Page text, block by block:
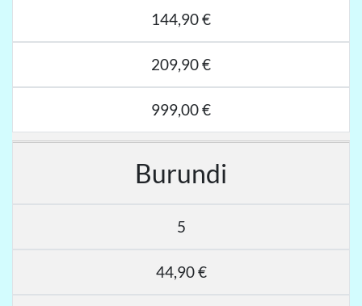
144,90 €
209,90 €
999,00 €
Burundi
5
44,90 €